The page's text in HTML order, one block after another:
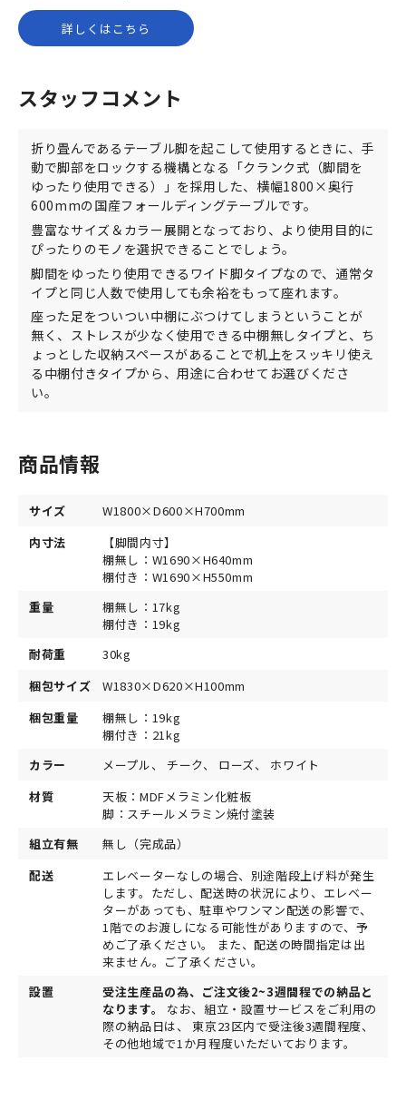
詳しくはこちら
スタッフコメント
折り畳んであるテーブル脚を起こして使用するときに、手
動で脚部をロックする機構となる「クランク式（脚間を
ゆったり使用できる）」を採用した、横幅1800×奥行
600mmの国産フォールディングテーブルです。
豊富なサイズ＆カラー展開となっており、より使用目的に
ぴったりのモノを選択できることでしょう。
脚間をゆったり使用できるワイド脚タイプなので、通常タ
イプと同じ人数で使用しても余裕をもって座れます。
座った足をついつい中棚にぶつけてしまうということが
無く、ストレスが少なく使用できる中棚無しタイプと、ち
ょっとした収納スペースがあることで机上をスッキリ使え
る中棚付きタイプから、用途に合わせてお選びくださ
い。
商品情報
サイズ
W1800×D600×H700mm
内寸法
【脚間内寸】
棚無し：W1690×H640mm
棚付き：W1690×H550mm
重量
棚無し：17kg
棚付き：19kg
耐荷重
30kg
梱包サイズ
W1830×D620×H100mm
梱包重量
棚無し：19kg
棚付き：21kg
カラー
メープル、 チーク、 ローズ、 ホワイト
材質
天板：MDFメラミン化粧板
脚：スチールメラミン焼付塗装
組立有無
無し（完成品）
配送
エレベーターなしの場合、別途階段上げ料が発生
します。ただし、配送時の状況により、エレベー
ターがあっても、駐車やワンマン配送の影響で、
1階でのお渡しになる可能性がありますので、予
めご了承ください。 また、配送の時間指定は出
来ません。ご了承ください。
設置
受注生産品の為、ご注文後2~3週間程での納品と
なります。
なお、組立・設置サービスをご利用の
際の納品日は、 東京23区内で受注後3週間程度、
その他地域で1か月程度いただいております。